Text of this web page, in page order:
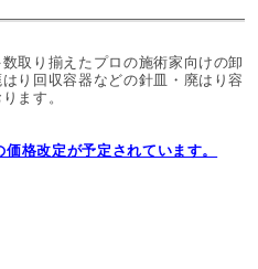
取り揃えたプロの施術家向けの卸
り回収容器などの針皿・廃はり容
ます。
格改定が予定されています。